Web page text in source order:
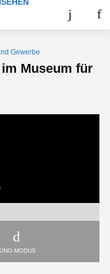
Gewerbe
Museum für
MODUS